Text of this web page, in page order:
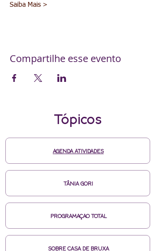
Saiba Mais >
Compartilhe esse evento
Tópicos
AGENDA ATIVIDADES
TÂNIA GORI
PROGRAMAÇAO TOTAL
SOBRE CASA DE BRUXA